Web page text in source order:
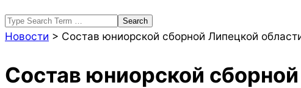
Search
Новости > Состав юниорской сборной Липецкой
Состав юниорской